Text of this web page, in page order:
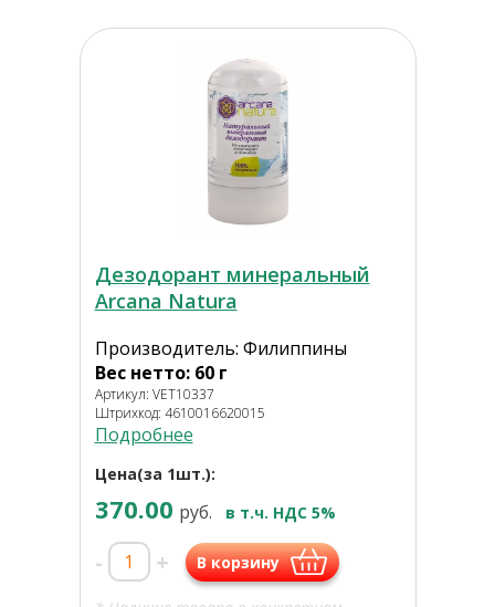
Дезодорант минеральный
Arcana Natura
Производитель: Филиппины
Вес нетто: 60 г
Артикул: VET10337
Штрихкод: 4610016620015
Подробнее
Цена(за 1шт.):
370.00 руб. в т.ч. НДС 5%
- + В корзину